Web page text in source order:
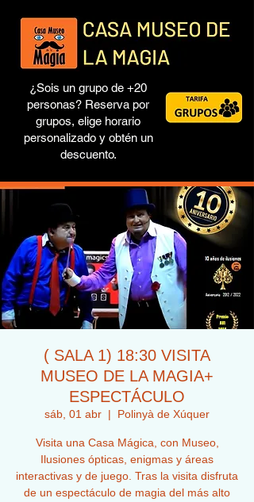
¿Sois un grupo de +20
personas? Reserva por
grupos, elige horario
personalizado y obtén un
descuento.
( SALA 1) 18:30 VISITA
MUSEO DE LA MAGIA+
ESPECTÁCULO
sáb, 01 abr
  |
Polinyà de Xúquer
Visita una Casa Mágica, con Museo,
Ilusiones ópticas, enigmas y áreas
interactivas y de juego. Tras la visita disfruta
de un espectáculo de magia del más alto